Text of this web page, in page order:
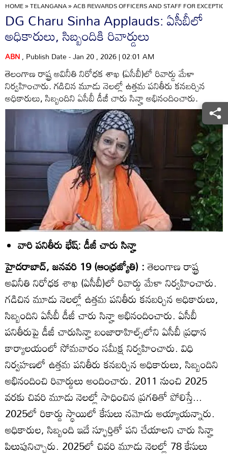
HOME»TELANGANA»ACB REWARDS OFFICERS AND STAFF FOR
DG Charu Sinha Applauds: ఏసీబీలో
అధికారులు, సిబ్బందికి రివార్డులు
ABN, Publish Date - Jan 20 , 2026 | 02:01 AM
తెలంగాణ రాష్ట్ర అవినీతి నిరోధక శాఖ (ఏసీబీ)లో రివార్డు మేళా
నిర్వహించారు. గడిచిన మూడు నెలల్లో ఉత్తమ పనితీరు కనబర్చిన
అధికారులు, సిబ్బందిని ఏసీబీ డీజీ చారు సిన్హా అభినందించారు.
వారి పనితీరు భేష్‌: డీజీ చారు సిన్హా
హైదరాబాద్‌, జనవరి 19 (ఆంధ్రజ్యోతి) :తెలంగాణ రాష్ట్ర
అవినీతి నిరోధక శాఖ (ఏసీబీ)లో రివార్డు మేళా నిర్వహించారు.
గడిచిన మూడు నెలల్లో ఉత్తమ పనితీరు కనబర్చిన అధికారులు,
సిబ్బందిని ఏసీబీ డీజీ చారు సిన్హా అభినందించారు. ఏసీబీ
పనితీరుపై డీజీ చారుసిన్హా బంజారాహిల్స్‌లోని ఏసీబీ ప్రధాన
కార్యాలయంలో సోమవారం సమీక్ష నిర్వహించారు. విధి
నిర్వహణలో ఉత్తమ పనితీరు కనబర్చిన అధికారులు, సిబ్బందిని
అభినందించి రివార్డులు అందించారు. 2011 నుంచి 2025
వరకు చివరి మూడు నెలల్లో సాధించిన ప్రగతితో పోలిస్తే...
2025లో రికార్డు స్థాయిలో కేసులు నమోదు అయ్యాయన్నారు.
అధికారుల, సిబ్బంది ఇదే స్ఫూర్తితో పని చేయాలని చారు సిన్హా
పిలుపునిచ్చారు. 2025లో చివరి మూడు నెలల్లో 78 కేసులు